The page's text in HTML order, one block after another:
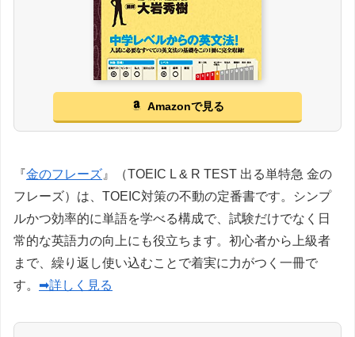
Amazonで見る
『金のフレーズ 』（TOEIC L & R TEST 出る単特急 金の
フレーズ）は、TOEIC対策の不動の定番書です。シンプ
ルかつ効率的に単語を学べる構成で、試験だけでなく日
常的な英語力の向上にも役立ちます。初心者から上級者
まで、繰り返し使い込むことで着実に力がつく一冊で
す。 ➡詳しく見る